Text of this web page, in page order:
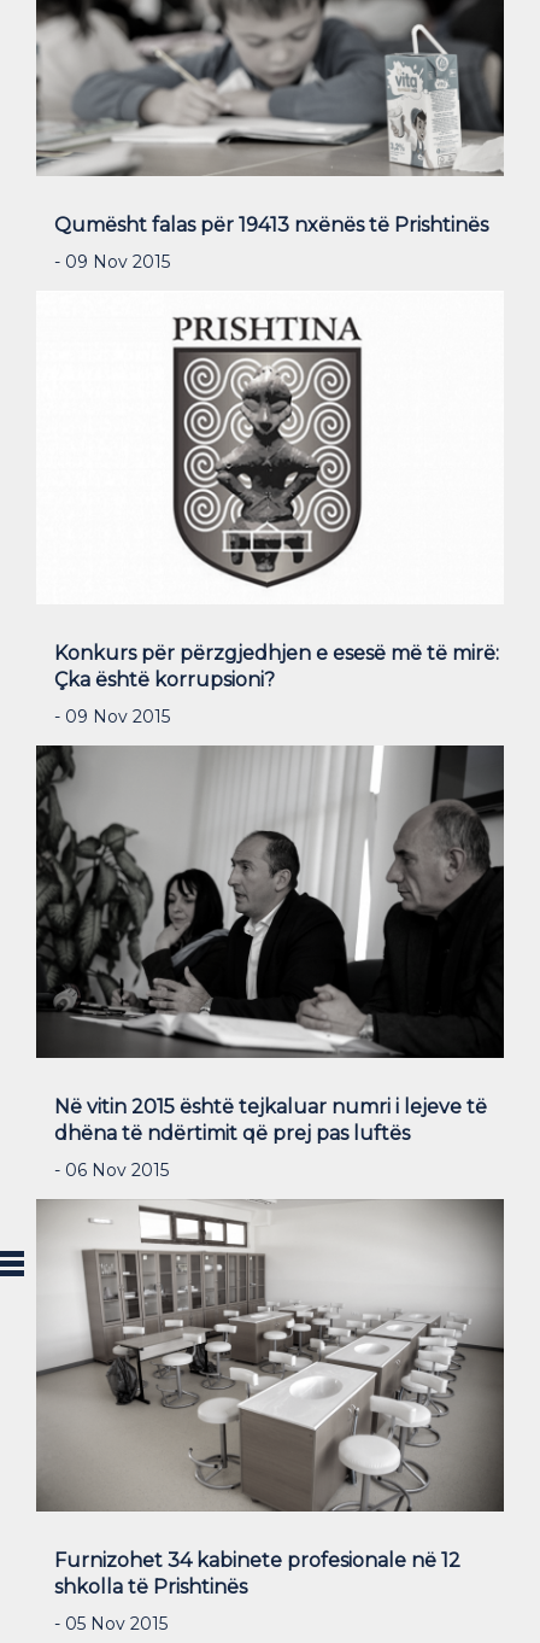
Qumësht falas për 19413 nxënës të Prishtinës
- 09 Nov 2015
Konkurs për përzgjedhjen e esesë më të mirë:
Çka është korrupsioni?
- 09 Nov 2015
Në vitin 2015 është tejkaluar numri i lejeve të
dhëna të ndërtimit që prej pas luftës
- 06 Nov 2015
Furnizohet 34 kabinete profesionale në 12
shkolla të Prishtinës
- 05 Nov 2015